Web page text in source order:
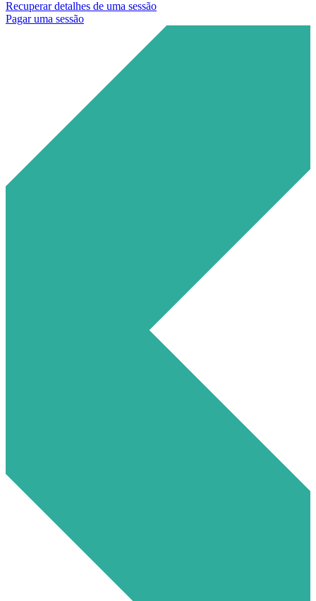
Recuperar detalhes de uma sessão
Pagar uma sessão